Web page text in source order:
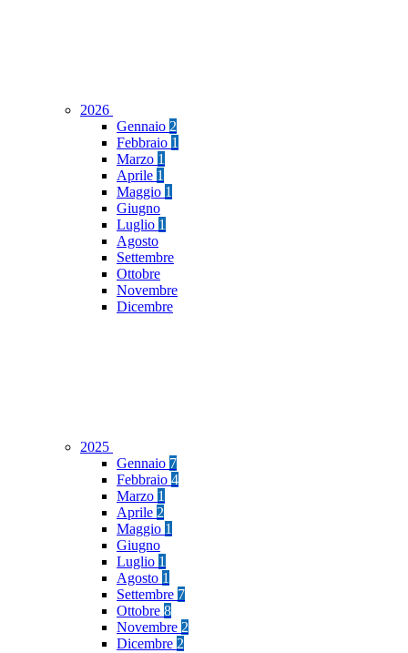
2026
Gennaio 2
Febbraio 1
Marzo 1
Aprile 1
Maggio 1
Giugno
Luglio 1
Agosto
Settembre
Ottobre
Novembre
Dicembre
2025
Gennaio 7
Febbraio 4
Marzo 1
Aprile 2
Maggio 1
Giugno
Luglio 1
Agosto 1
Settembre 7
Ottobre 8
Novembre 2
Dicembre 2